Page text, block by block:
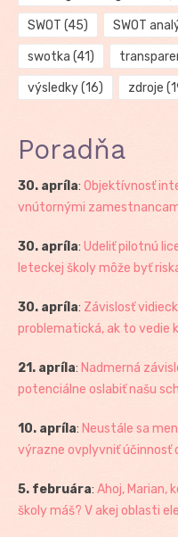
SWOT (45) SWOT
swotka (41)
výsledky(16) zdroje
Poradňa
30. apríla: Objektívnosť
vnútornými
30. apríla: Udeliť pilotnú
leteckej školy môže byť
30. apríla: Závislosť
problematická, ak to vedie
21. apríla: Nadmerná
potenciálne oslabiť našu
10. apríla: Neustále sa
výrazne ovplyvniť účinnosť
5. februára: Ahoj, Marian,
školy máš? V akej oblasti